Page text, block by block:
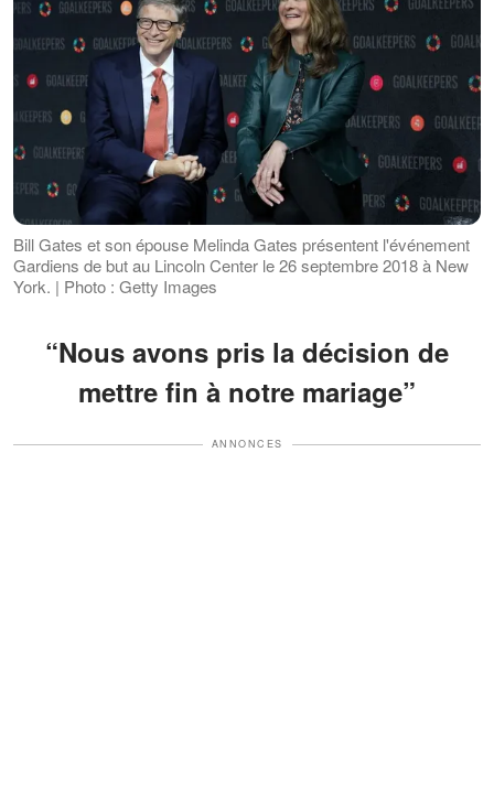
Bill Gates et son épouse Melinda Gates présentent l'événement
Gardiens de but au Lincoln Center le 26 septembre 2018 à New
York. | Photo : Getty Images
“Nous avons pris la décision de
mettre fin à notre mariage”
ANNONCES